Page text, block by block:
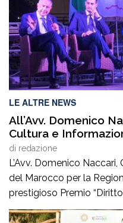
LE ALTRE NEWS
All’Avv. Domenico
Cultura e
di redazione
L’Avv. Domenico
del Marocco per la
prestigioso Premio
giunto alla IV edizione,